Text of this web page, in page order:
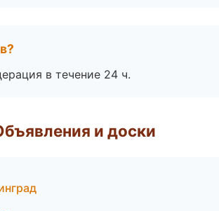
в течение 24 ч.
и доски